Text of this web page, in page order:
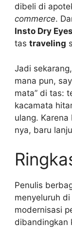
dibeli di
commerce.
Insto Dry Eyes
tas traveling
Jadi
mana pun,
mata” di tas:
kacamata
ulang. Karena
nya, baru
Penulis
menyeluruh
modernisasi
dibandingkan